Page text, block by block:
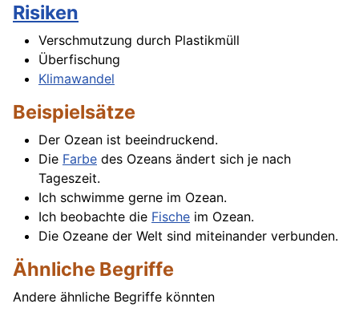
Risiken
Verschmutzung durch Plastikmüll
Überfischung
Klimawandel
Beispielsätze
Der Ozean ist beeindruckend.
Die Farbe des Ozeans ändert sich je nach
Tageszeit.
Ich schwimme gerne im Ozean.
Ich beobachte die Fische im Ozean.
Die Ozeane der Welt sind miteinander verbunden.
Ähnliche Begriffe
Andere ähnliche Begriffe könnten